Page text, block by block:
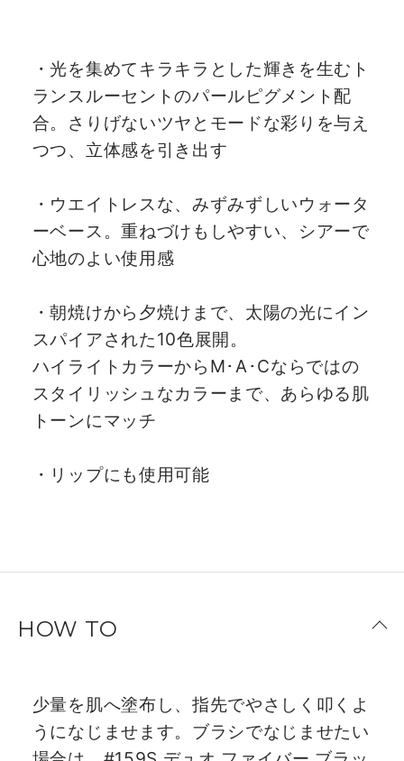
・光を集めてキラキラとした輝きを生むト
ランスルーセントのパールピグメント配
合。さりげないツヤとモードな彩りを与え
つつ、立体感を引き出す
・ウエイトレスな、みずみずしいウォータ
ーベース。重ねづけもしやすい、シアーで
心地のよい使用感
・朝焼けから夕焼けまで、太陽の光にイン
スパイアされた10色展開。
ハイライトカラーからM･A･Cならではの
スタイリッシュなカラーまで、あらゆる肌
トーンにマッチ
・リップにも使用可能
HOW TO
少量を肌へ塗布し、指先でやさしく叩くよ
うになじませます。ブラシでなじませたい